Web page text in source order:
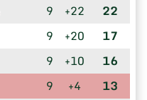
9 +22 22
9 +20 17
9 +10 16
9 +4 13